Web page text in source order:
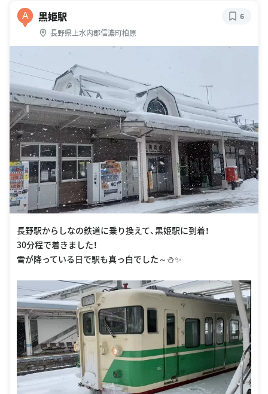
A 黒姫駅
長野県上水内郡信濃町柏原
6
長野駅からしなの鉄道に乗り換えて、黒姫駅に到着！
30分程で着きました！
雪が降っている日で駅も真っ白でした～⛄️✨